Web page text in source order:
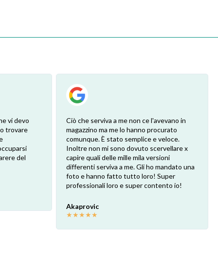
vi devo
trovare
del
Ciò che serviva a me non ce l'avevano in
magazzino ma me lo hanno procurato
comunque. È stato semplice e veloce.
Inoltre non mi sono dovuto scervellare x
capire quali delle mille mila versioni
differenti serviva a me. Gli ho mandato una
foto e hanno fatto tutto loro! Super
professionali loro e super contento io!
Akaprovic
★★★★★